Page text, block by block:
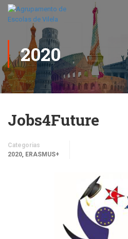
2020
Jobs4Future
Categorias
2020, ERASMUS+